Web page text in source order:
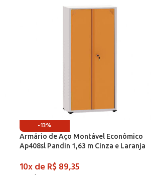
-13%
Armário de Aço Montável Econômico
Ap408sl Pandin 1,63 m Cinza e Laranja
10x deR$89,35